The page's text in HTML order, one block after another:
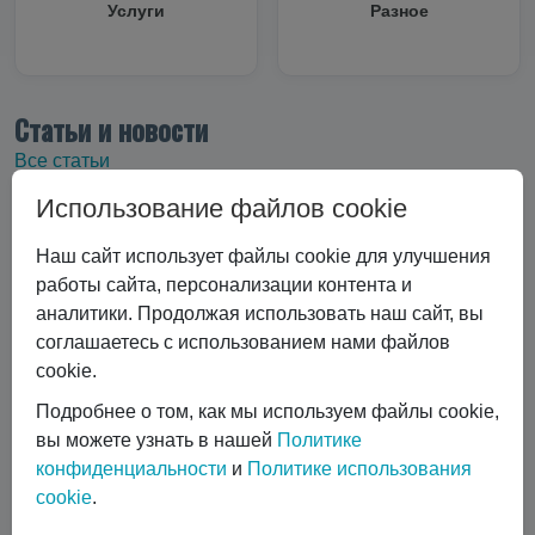
Услуги Разное
Статьи и новости
Все статьи
Все статьи
#Криоцилиндры
#Вертикальные криоцилиндры
#Эксплуатация криоцилиндра
#Экономика и выбор
#Горизонтальные криоцилиндры
#автоматизация сварки
#Транспортировка жидких газов
#Вентиль выдачи жидкости
Использование файлов cookie
Наш сайт использует файлы cookie для улучшения
работы сайта, персонализации контента и
аналитики. Продолжая использовать наш сайт, вы
соглашаетесь с использованием нами файлов
cookie.
Подробнее о том, как мы используем файлы cookie,
вы можете узнать в нашей Политике
конфиденциальности и Политике использования
cookie.